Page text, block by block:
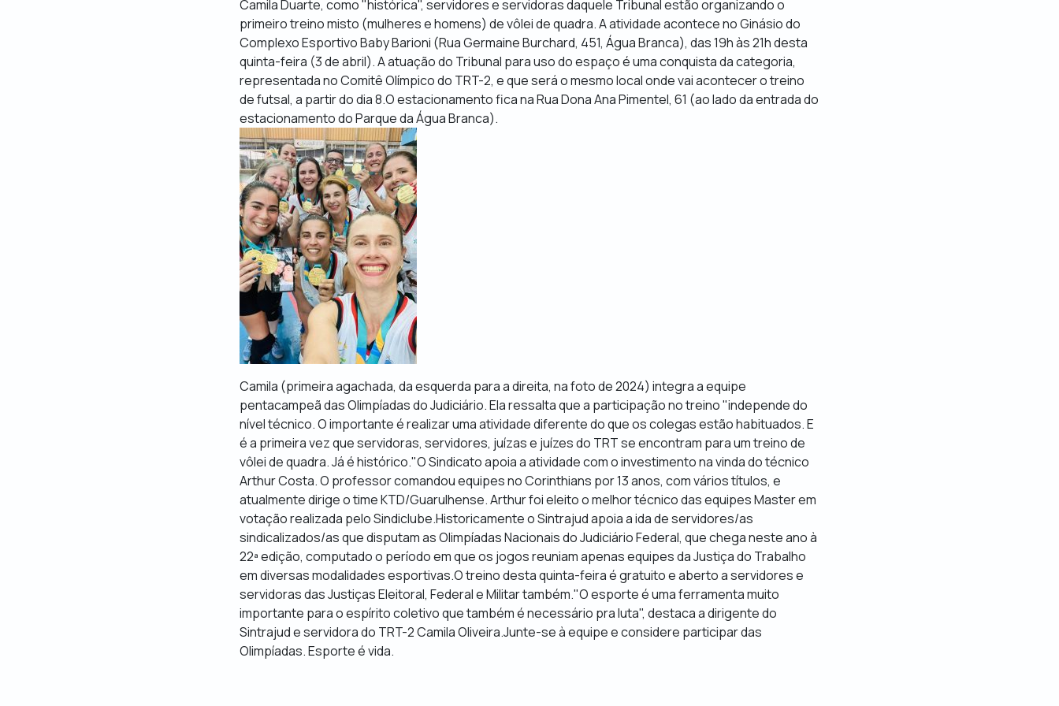
Camila Duarte, como "histórica", servidores e servidoras daquele Tribunal estão organizando o
primeiro treino misto (mulheres e homens) de vôlei de quadra. A atividade acontece no Ginásio do
Complexo Esportivo Baby Barioni (Rua Germaine Burchard, 451, Água Branca), das 19h às 21h desta
quinta-feira (3 de abril). A atuação do Tribunal para uso do espaço é uma conquista da categoria,
representada no Comitê Olímpico do TRT-2, e que será o mesmo local onde vai acontecer o treino
de futsal, a partir do dia 8.O estacionamento fica na Rua Dona Ana Pimentel, 61 (ao lado da entrada do
estacionamento do Parque da Água Branca).
Camila (primeira agachada, da esquerda para a direita, na foto de 2024) integra a equipe
pentacampeã das Olimpíadas do Judiciário. Ela ressalta que a participação no treino "independe do
nível técnico. O importante é realizar uma atividade diferente do que os colegas estão habituados. E
é a primeira vez que servidoras, servidores, juízas e juízes do TRT se encontram para um treino de
vôlei de quadra. Já é histórico."O Sindicato apoia a atividade com o investimento na vinda do técnico
Arthur Costa. O professor comandou equipes no Corinthians por 13 anos, com vários títulos, e
atualmente dirige o time KTD/Guarulhense. Arthur foi eleito o melhor técnico das equipes Master em
votação realizada pelo Sindiclube.Historicamente o Sintrajud apoia a ida de servidores/as
sindicalizados/as que disputam as Olimpíadas Nacionais do Judiciário Federal, que chega neste ano à
22ª edição, computado o período em que os jogos reuniam apenas equipes da Justiça do Trabalho
em diversas modalidades esportivas.O treino desta quinta-feira é gratuito e aberto a servidores e
servidoras das Justiças Eleitoral, Federal e Militar também."O esporte é uma ferramenta muito
importante para o espírito coletivo que também é necessário pra luta", destaca a dirigente do
Sintrajud e servidora do TRT-2 Camila Oliveira.Junte-se à equipe e considere participar das
Olimpíadas. Esporte é vida.